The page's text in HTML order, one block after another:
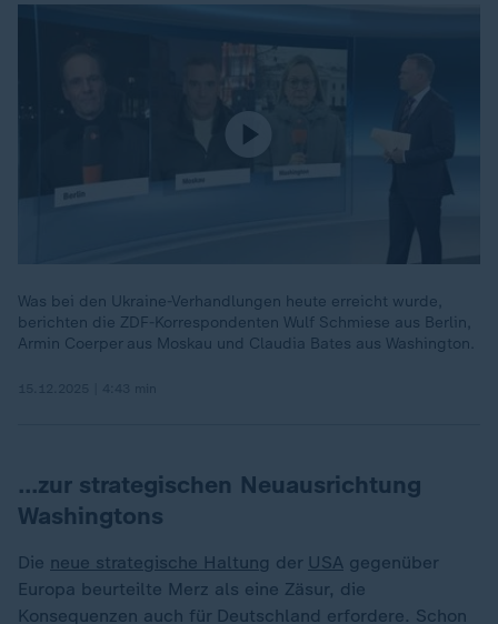
Was bei den Ukraine-Verhandlungen heute erreicht wurde,
berichten die ZDF-Korrespondenten Wulf Schmiese aus Berlin,
Armin Coerper aus Moskau und Claudia Bates aus Washington.
…zur strategischen Neuausrichtung
Washingtons
Die neue strategische Haltung der USA gegenüber
Europa beurteilte Merz als eine Zäsur, die
Konsequenzen auch für Deutschland erfordere. Schon